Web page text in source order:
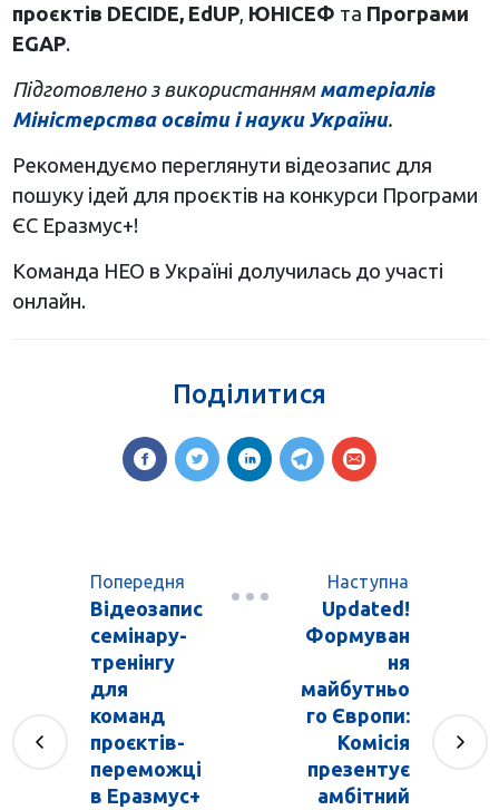
проєктів DECIDE, EdUP, ЮНІСЕФ та Програми
EGAP.
Підготовлено з використанням матеріалів
Міністерства освіти і науки України.
Рекомендуємо переглянути відеозапис для
пошуку ідей для проєктів на конкурси Програми
ЄС Еразмус+!
Команда НЕО в Україні долучилась до участі
онлайн.
Поділитися
Попередня
Відеозапис
семінару-
тренінгу
для
команд
проєктів-
переможці
в Еразмус+
Наступна
Updated!
Формуван
ня
майбутньо
го Європи:
Комісія
презентує
амбітний